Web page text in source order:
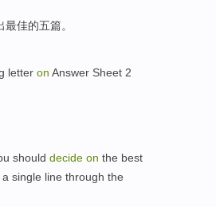
最佳的五篇。
letter on Answer Sheet 2
should decide on the best
a single line through the